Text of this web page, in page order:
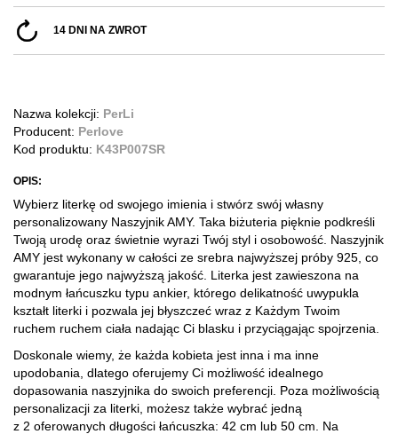
14 DNI NA ZWROT
Nazwa kolekcji: PerLi
Producent: Perlove
Kod produktu: K43P007SR
OPIS:
Wybierz literkę od swojego imienia i stwórz swój własny
personalizowany Naszyjnik AMY. Taka biżuteria pięknie podkreśli
Twoją urodę oraz świetnie wyrazi Twój styl i osobowość. Naszyjnik
AMY jest wykonany w całości ze srebra najwyższej próby 925, co
gwarantuje jego najwyższą jakość. Literka jest zawieszona na
modnym łańcuszku typu ankier, którego delikatność uwypukla
kształt literki i pozwala jej błyszczeć wraz z Każdym Twoim
ruchem ruchem ciała nadając Ci blasku i przyciągając spojrzenia.
Doskonale wiemy, że każda kobieta jest inna i ma inne
upodobania, dlatego oferujemy Ci możliwość idealnego
dopasowania naszyjnika do swoich preferencji. Poza możliwością
personalizacji za literki, możesz także wybrać jedną
z 2 oferowanych długości łańcuszka: 42 cm lub 50 cm. Na